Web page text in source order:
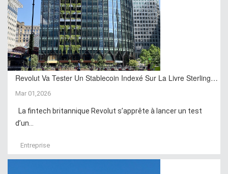
Revolut Va Tester Un Stablecoin Indexé Sur La Livre Sterling…
Mar 01,2026
La fintech britannique Revolut s’apprête à lancer un test
d’un...
Entreprise